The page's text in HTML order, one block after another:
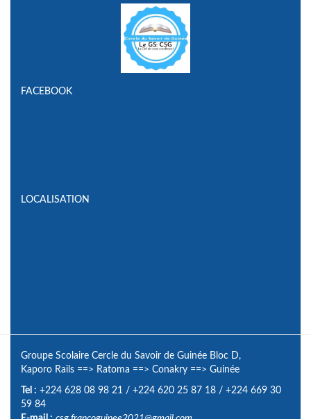
FACEBOOK
LOCALISATION
Groupe Scolaire Cercle du Savoir de Guinée Bloc D,
Kaporo Rails ==> Ratoma ==> Conakry ==> Guinée
Tel : +224 628 08 98 21 / +224 620 25 87 18 / +224 669 30
59 84